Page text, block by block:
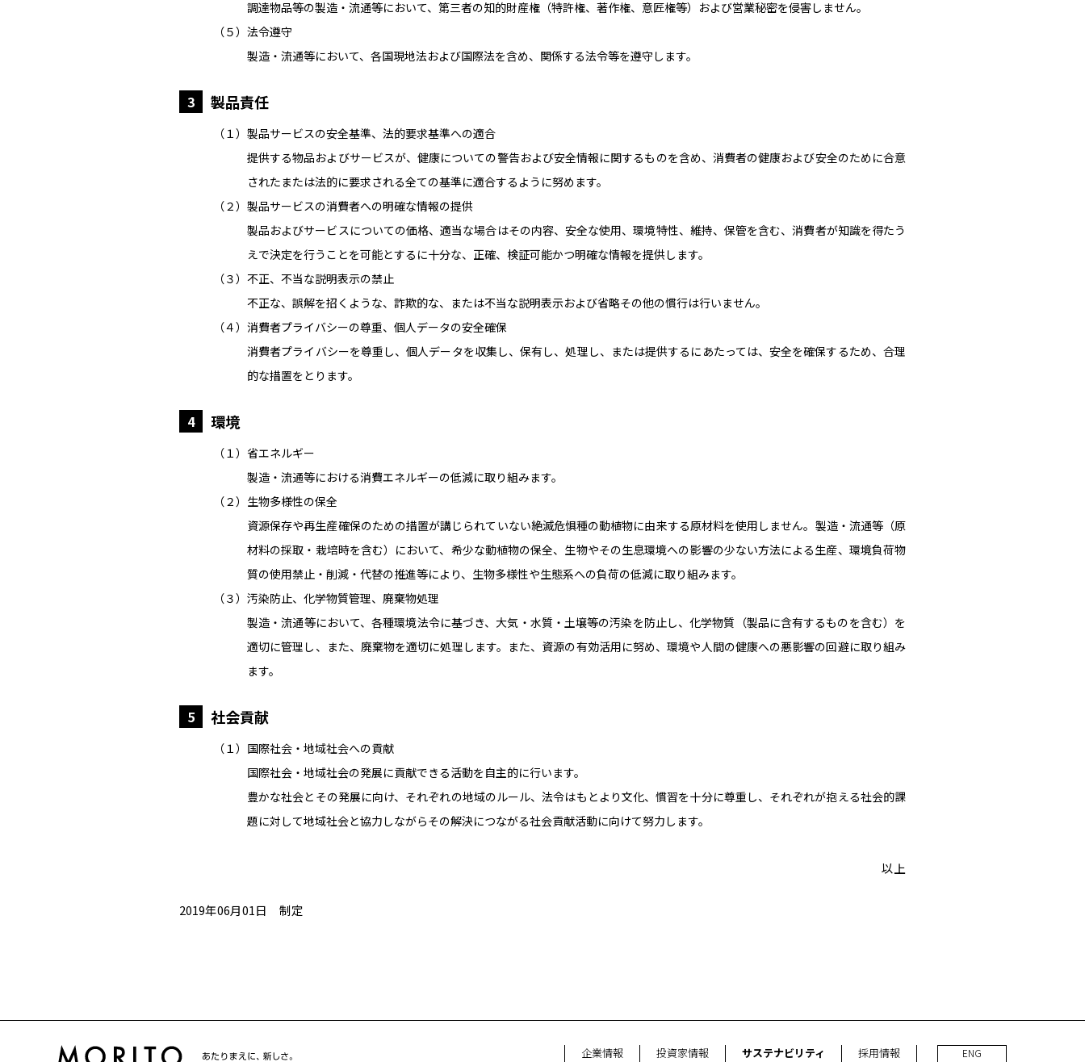
調達物品等の製造・流通等において、第三者の知的財産権（特許権、著作権、意匠権等）および営業秘密を侵害しません。
（５）法令遵守
製造・流通等において、各国現地法および国際法を含め、関係する法令等を遵守します。
3 製品責任
（１）製品サービスの安全基準、法的要求基準への適合
提供する物品およびサービスが、健康についての警告および安全情報に関するものを含め、消費者の健康および安全のために合意
されたまたは法的に要求される全ての基準に適合するように努めます。
（２）製品サービスの消費者への明確な情報の提供
製品およびサービスについての価格、適当な場合はその内容、安全な使用、環境特性、維持、保管を含む、消費者が知識を得たう
えで決定を行うことを可能とするに十分な、正確、検証可能かつ明確な情報を提供します。
（３）不正、不当な説明表示の禁止
不正な、誤解を招くような、詐欺的な、または不当な説明表示および省略その他の慣行は行いません。
（４）消費者プライバシーの尊重、個人データの安全確保
消費者プライバシーを尊重し、個人データを収集し、保有し、処理し、または提供するにあたっては、安全を確保するため、合理
的な措置をとります。
4 環境
（１）省エネルギー
製造・流通等における消費エネルギーの低減に取り組みます。
（２）生物多様性の保全
資源保存や再生産確保のための措置が講じられていない絶滅危惧種の動植物に由来する原材料を使用しません。製造・流通等（原
材料の採取・栽培時を含む）において、希少な動植物の保全、生物やその生息環境への影響の少ない方法による生産、環境負荷物
質の使用禁止・削減・代替の推進等により、生物多様性や生態系への負荷の低減に取り組みます。
（３）汚染防止、化学物質管理、廃棄物処理
製造・流通等において、各種環境法令に基づき、大気・水質・土壌等の汚染を防止し、化学物質（製品に含有するものを含む）を
適切に管理し、また、廃棄物を適切に処理します。また、資源の有効活用に努め、環境や人間の健康への悪影響の回避に取り組み
ます。
5 社会貢献
（１）国際社会・地域社会への貢献
国際社会・地域社会の発展に貢献できる活動を自主的に行います。
豊かな社会とその発展に向け、それぞれの地域のルール、法令はもとより文化、慣習を十分に尊重し、それぞれが抱える社会的課
題に対して地域社会と協力しながらその解決につながる社会貢献活動に向けて努力します。
以上
2019年06月01日 制定
企業情報 投資家情報 サステナビリティ 採用情報 ENG